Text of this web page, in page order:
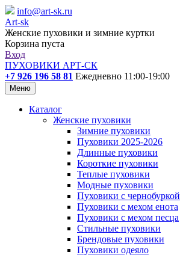
info@art-sk.ru
Art-sk
Женские пуховики и зимние куртки
Корзина пуста
Вход
ПУХОВИКИ АРТ-СК
+7 926 196 58 81 Ежедневно 11:00-19:00
Меню
Каталог
Женские пуховики
Зимние пуховики
Пуховики 2025-2026
Длинные пуховики
Короткие пуховики
Теплые пуховики
Модные пуховики
Пуховики с чернобуркой
Пуховики с мехом енота
Пуховики с мехом песца
Стильные пуховики
Брендовые пуховики
Пуховики одеяло